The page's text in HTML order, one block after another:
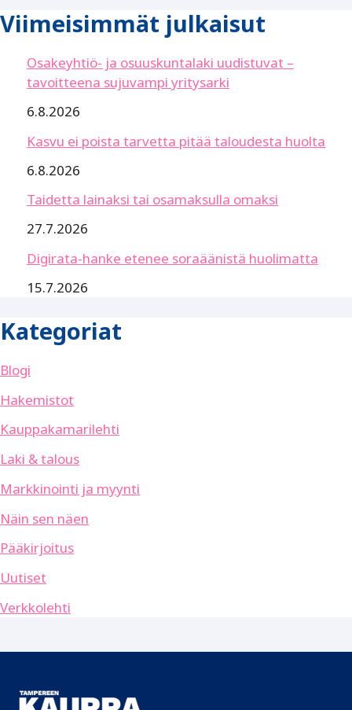
Viimeisimmät julkaisut
Osakeyhtiö- ja osuuskuntalaki uudistuvat –
tavoitteena sujuvampi yritysarki
6.8.2026
Kasvu ei poista tarvetta pitää taloudesta huolta
6.8.2026
Taidetta lainaksi tai osamaksulla omaksi
27.7.2026
Digirata-hanke etenee soraäänistä huolimatta
15.7.2026
Kategoriat
Blogi
Hakemistot
Kauppakamarilehti
Laki & talous
Markkinointi ja myynti
Näin sen näen
Pääkirjoitus
Uutiset
Verkkolehti